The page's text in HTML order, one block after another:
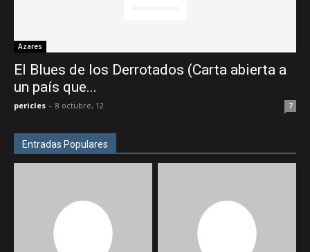
Azares
El Blues de los Derrotados (Carta abierta a
un país que...
pericles - 8 octubre, 12 7
Entradas Populares